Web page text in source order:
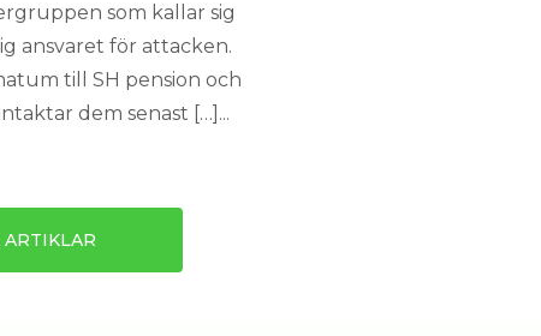
som kallar sig
ansvaret för attacken.
till SH pension och
dem senast […]...
ARTIKLAR